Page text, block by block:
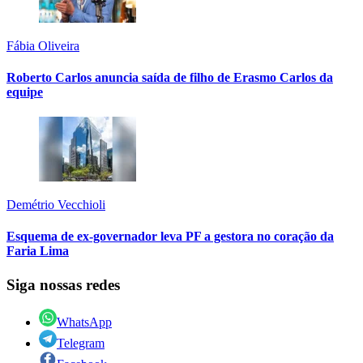
Fábia Oliveira
Roberto Carlos anuncia saída de filho de Erasmo Carlos da
equipe
Demétrio Vecchioli
Esquema de ex-governador leva PF a gestora no coração da
Faria Lima
Siga nossas redes
WhatsApp
Telegram